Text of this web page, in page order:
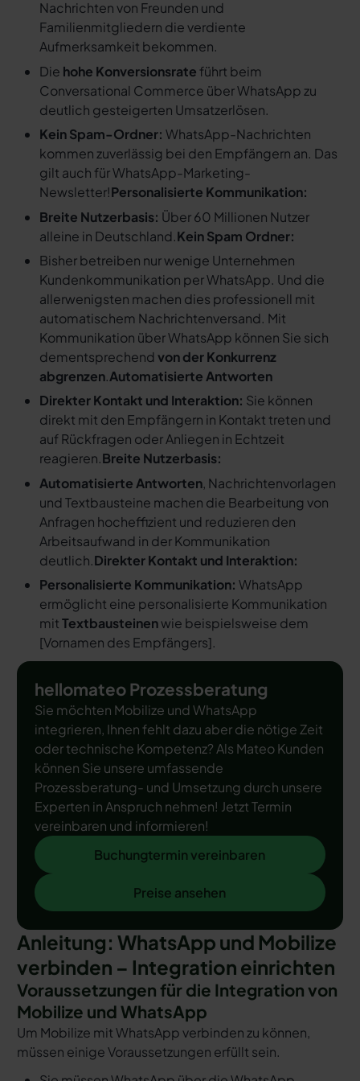
Nachrichten von Freunden und
Familienmitgliedern die verdiente
Aufmerksamkeit bekommen.
Die hohe Konversionsrate führt beim
Conversational Commerce über WhatsApp zu
deutlich gesteigerten Umsatzerlösen.
Kein Spam-Ordner: WhatsApp-Nachrichten
kommen zuverlässig bei den Empfängern an. Das
gilt auch für WhatsApp-Marketing-
Newsletter!Personalisierte Kommunikation:
Breite Nutzerbasis: Über 60 Millionen Nutzer
alleine in Deutschland.Kein Spam Ordner:
Bisher betreiben nur wenige Unternehmen
Kundenkommunikation per WhatsApp. Und die
allerwenigsten machen dies professionell mit
automatischem Nachrichtenversand. Mit
Kommunikation über WhatsApp können Sie sich
dementsprechendvon der Konkurrenz
abgrenzen.Automatisierte Antworten
Direkter Kontakt und Interaktion: Sie können
direkt mit den Empfängern in Kontakt treten und
auf Rückfragen oder Anliegen in Echtzeit
reagieren.Breite Nutzerbasis:
Automatisierte Antworten, Nachrichtenvorlagen
und Textbausteine machen die Bearbeitung von
Anfragen hocheffizient und reduzieren den
Arbeitsaufwand in der Kommunikation
deutlich.Direkter Kontakt und Interaktion:
Personalisierte Kommunikation: WhatsApp
ermöglicht eine personalisierte Kommunikation
mitTextbausteinenwie beispielsweise dem
[Vornamen des Empfängers].
hellomateo Prozessberatung
Sie möchten Mobilize und WhatsApp
integrieren, Ihnen fehlt dazu aber die nötige Zeit
oder technische Kompetenz? Als Mateo Kunden
können Sie unsere umfassende
Prozessberatung- und Umsetzung durch unsere
Experten in Anspruch nehmen! Jetzt Termin
vereinbaren und informieren!
Buchungtermin vereinbaren
Buchungtermin vereinbaren
Preise ansehen
Preise ansehen
Anleitung: WhatsApp und Mobilize
verbinden – Integration einrichten
Voraussetzungen für die Integration von
Mobilize und WhatsApp
Um Mobilize mit WhatsApp verbinden zu können,
müssen einige Voraussetzungen erfüllt sein.